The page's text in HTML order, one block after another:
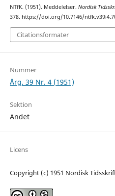
NTfK. (1951). Meddelelser. Nordisk
378. https://doi.org/10.7146/
Citationsformater
Nummer
Årg. 39 Nr. 4 (1951)
Sektion
Andet
Licens
Copyright (c) 1951 Nordisk